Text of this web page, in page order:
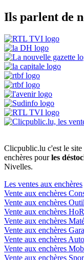
Ils parlent de
Clicpublic.lu c'est le site
enchères pourles
Nivelles.
Les ventes aux enchères
Vente aux enchères
Vente aux enchères
Vente aux enchères
Vente aux enchères
Vente aux enchères
Vente aux enchères
Vente aux enchères
Vente aux enchères